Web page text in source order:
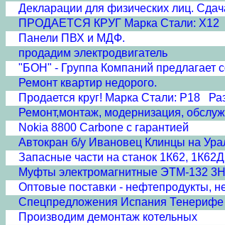
Декларации для физических лиц.
ПРОДАЕТСЯ КРУГ Марка Стали: Х12
Панели ПВХ и МДФ.
продадим электродвигатель
"БОН" - Группа Компаний предлагает
Ремонт квартир недорого.
Продается круг! Марка Стали: Р18
Ремонт,монтаж, модернизация,
Nokia 8800 Carbone с гарантией
Автокран б/у Ивановец Клинцы на
Запасные части на станок 1К62,
Муфты электромагнитные ЭТМ-132
Оптовые поставки - нефтепродукты,
Спецпредложения Испания Тенерифе
Производим демонтаж котельных